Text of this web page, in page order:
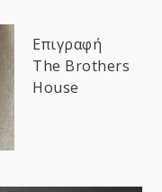
Επιγραφή
The Brothers
House